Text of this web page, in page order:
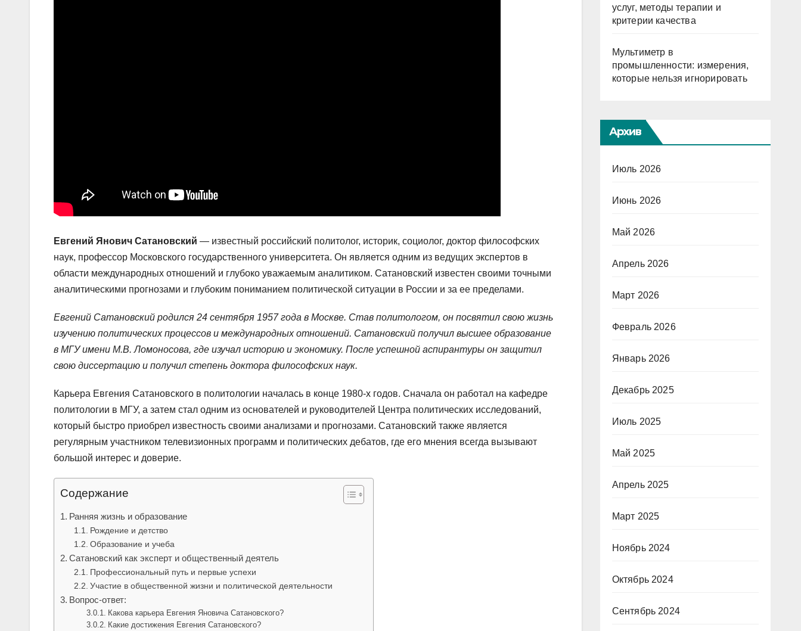
Евгений Янович Сатановский — известный российский политолог, историк, социолог, доктор философских
наук, профессор Московского государственного университета. Он является одним из ведущих экспертов в
области международных отношений и глубоко уважаемым аналитиком. Сатановский известен своими точными
аналитическими прогнозами и глубоким пониманием политической ситуации в России и за ее пределами.
Евгений Сатановский родился 24 сентября 1957 года в Москве. Став политологом, он посвятил свою жизнь
изучению политических процессов и международных отношений. Сатановский получил высшее образование
в МГУ имени М.В. Ломоносова, где изучал историю и экономику. После успешной аспирантуры он защитил
свою диссертацию и получил степень доктора философских наук.
Карьера Евгения Сатановского в политологии началась в конце 1980-х годов. Сначала он работал на кафедре
политологии в МГУ, а затем стал одним из основателей и руководителей Центра политических исследований,
который быстро приобрел известность своими анализами и прогнозами. Сатановский также является
регулярным участником телевизионных программ и политических дебатов, где его мнения всегда вызывают
большой интерес и доверие.
Содержание
Ранняя жизнь и образование
Рождение и детство
Образование и учеба
Сатановский как эксперт и общественный деятель
Профессиональный путь и первые успехи
Участие в общественной жизни и политической деятельности
Вопрос-ответ:
Какова карьера Евгения Яновича Сатановского?
Какие достижения Евгения Сатановского?
услуг, методы терапии и
критерии качества
Мультиметр в
промышленности: измерения,
которые нельзя игнорировать
Архив
Июль 2026
Июнь 2026
Май 2026
Апрель 2026
Март 2026
Февраль 2026
Январь 2026
Декабрь 2025
Июль 2025
Май 2025
Апрель 2025
Март 2025
Ноябрь 2024
Октябрь 2024
Сентябрь 2024